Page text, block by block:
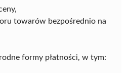
towarów bezpośrednio na
formy płatności, w tym: